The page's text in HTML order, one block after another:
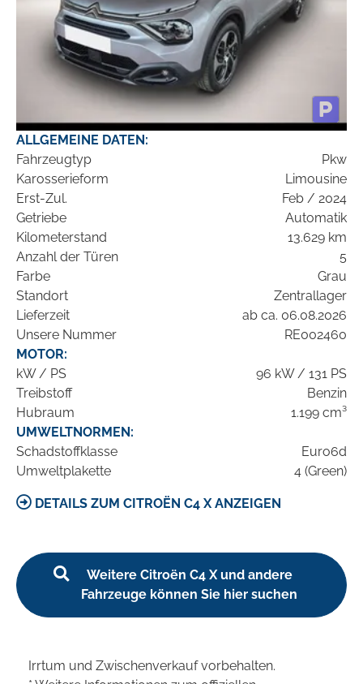
ALLGEMEINE DATEN:
Fahrzeugtyp
Pkw
Karosserieform
Limousine
Erst-Zul.
Feb / 2024
Getriebe
Automatik
Kilometerstand
13.629 km
Anzahl der Türen
5
Farbe
Grau
Standort
Zentrallager
Lieferzeit
ab ca. 06.08.2026
Unsere Nummer
RE002460
MOTOR:
kW / PS
96 kW / 131 PS
Treibstoff
Benzin
Hubraum
1.199 cm³
UMWELTNORMEN:
Schadstoffklasse
Euro6d
Umweltplakette
4 (Green)
DETAILS ZUM CITROËN C4 X ANZEIGEN
Weitere Citroën C4 X und andere
Fahrzeuge können Sie hier suchen
Irrtum und Zwischenverkauf vorbehalten.